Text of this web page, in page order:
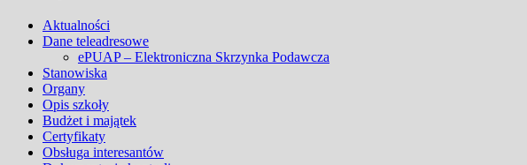
Aktualności
Dane teleadresowe
ePUAP – Elektroniczna Skrzynka Podawcza
Stanowiska
Organy
Opis szkoły
Budżet i majątek
Certyfikaty
Obsługa interesantów